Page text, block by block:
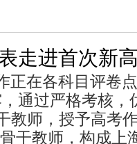
走进首次新
正在各科目评卷
通过严格考核，
教师，授予高考
干教师，构成上